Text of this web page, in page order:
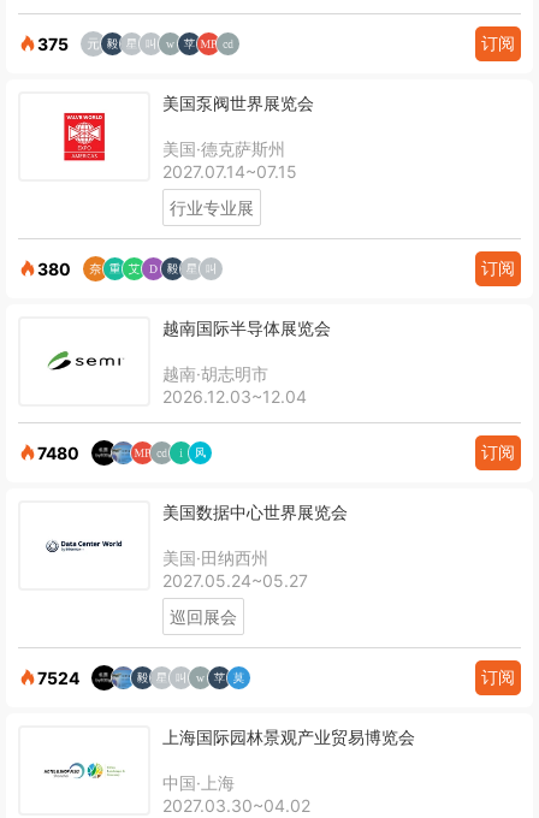
375 订阅
美国泵阀世界展览会
美国·德克萨斯州
2027.07.14~07.15
行业专业展
380 订阅
越南国际半导体展览会
越南·胡志明市
2026.12.03~12.04
7480 订阅
美国数据中心世界展览会
美国·田纳西州
2027.05.24~05.27
巡回展会
7524 订阅
上海国际园林景观产业贸易博览会
中国·上海
2027.03.30~04.02